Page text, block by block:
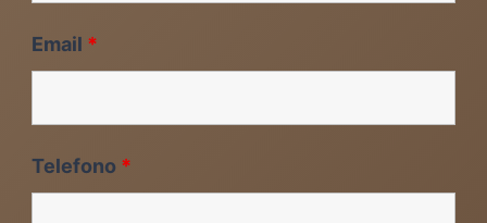
Email *
Telefono *